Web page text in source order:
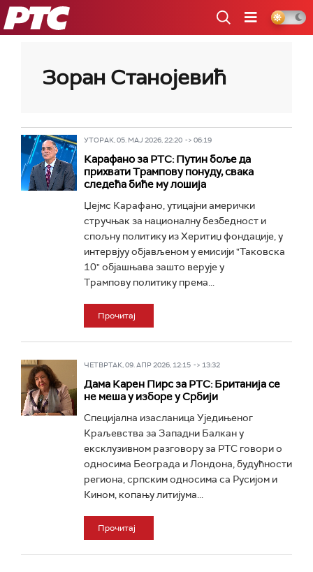
РТС
Зоран Станојевић
УТОРАК, 05. МАЈ 2026, 22:20 -> 06:19
Карафано за РТС: Путин боље да
прихвати Трампову понуду, свака
следећа биће му лошија
Џејмс Карафано, утицајни амерички
стручњак за националну безбедност и
спољну политику из Херитиџ фондације, у
интервјуу објављеном у емисији "Таковска
10" објашњава зашто верује у
Трампову политику према...
Прочитај
ЧЕТВРТАК, 09. АПР 2026, 12:15 -> 13:32
Дама Карен Пирс за РТС: Британија се
не меша у изборе у Србији
Специјална изасланица Уједињеног
Краљевства за Западни Балкан у
ексклузивном разговору за РТС говори о
односима Београда и Лондона, будућности
региона, српским односима са Русијом и
Кином, копању литијума...
Прочитај